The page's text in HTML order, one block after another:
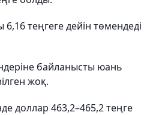
6,16 теңгеге дейін төмендеді
байланысты юань
жоқ.
доллар 463,2–465,2 теңге